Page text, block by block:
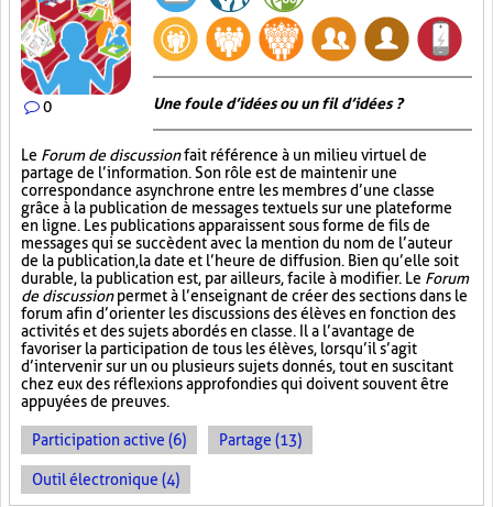
0 Une foule d’idées ou un fil d’idées ?
Le Forum de discussionfait référence à un milieu virtuel de
partage de l’information. Son rôle est de maintenir une
correspondance asynchrone entre les membres d’une classe
grâce à la publication de messages textuels sur une plateforme
en ligne. Les publications apparaissent sous forme de fils de
messages qui se succèdent avec la mention du nom de l’auteur
de la publication, la date et l’heure de diffusion. Bien qu’elle soit
durable, la publication est, par ailleurs, facile à modifier. Le Forum
de discussionpermet à l’enseignant de créer des sections dans le
forum afin d’orienter les discussions des élèves en fonction des
activités et des sujets abordés en classe. Il a l’avantage de
favoriser la participation de tous les élèves, lorsqu’il s’agit
d’intervenir sur un ou plusieurs sujets donnés, tout en suscitant
chez eux des réflexions approfondies qui doivent souvent être
appuyées de preuves.
Participation active (6) Partage (13)
Outil électronique (4)